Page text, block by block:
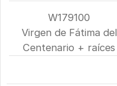
W179100
Virgen de Fátima del
Centenario + raíces